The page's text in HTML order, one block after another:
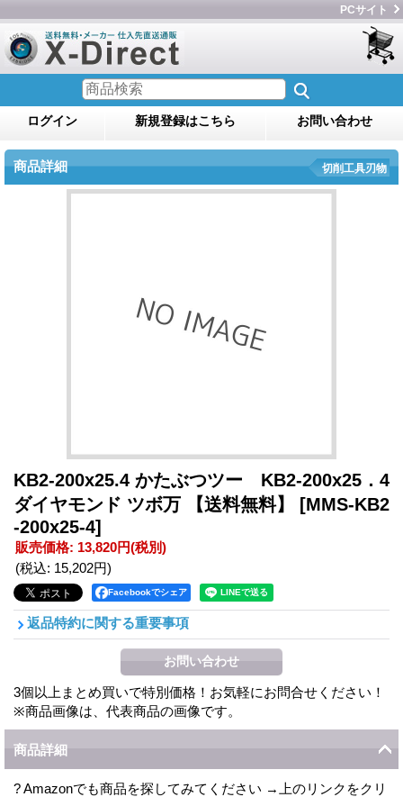
PCサイト
ログイン 新規登録はこちら お問い合わせ
商品詳細 切削工具刃物
KB2-200x25.4 かたぶつツー KB2-200x25．4
ダイヤモンド ツボ万 【送料無料】 [MMS-KB2
-200x25-4]
販売価格: 13,820円(税別)
(税込: 15,202円)
Facebookでシェア
返品特約に関する重要事項
3個以上まとめ買いで特別価格！お気軽にお問合せください！
※商品画像は、代表商品の画像です。
商品詳細
? Amazonでも商品を探してみてください →上のリンクをクリ